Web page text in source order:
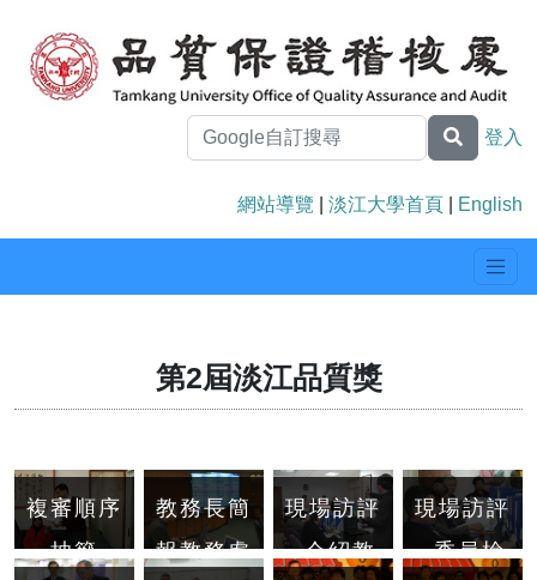
登入
網站導覽 淡江大學首頁 English
第2屆淡江品質獎
複審順序
抽籤
教務長簡
報教務處
現場訪評
_介紹教
現場訪評
_委員檢